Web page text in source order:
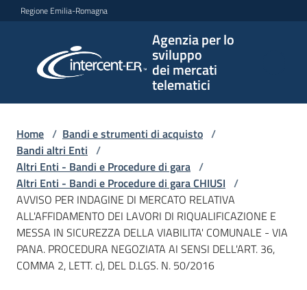
Vai al contenuto
Vai alla navigazione
Vai al footer
Regione Emilia-Romagna
Agenzia per lo
sviluppo
dei mercati
telematici
per lo
sviluppo
telematici
L'Agenzia
Bandi
e
Home / Bandi e strumenti di acquisto /
Bandi altri Enti /
Altri Enti - Bandi e Procedure di gara /
Altri Enti - Bandi e Procedure di gara CHIUSI /
AVVISO PER INDAGINE DI MERCATO RELATIVA
ALL'AFFIDAMENTO DEI LAVORI DI RIQUALIFICAZIONE E
MESSA IN SICUREZZA DELLA VIABILITA' COMUNALE - VIA
PANA. PROCEDURA NEGOZIATA AI SENSI DELL'ART. 36,
COMMA 2, LETT. c), DEL D.LGS. N. 50/2016